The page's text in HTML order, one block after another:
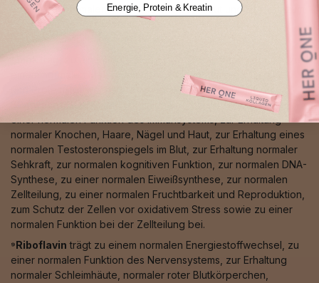
Stress, zur normalen Pigmentierung von Haut und Haaren, zum
normalen Eisentransport sowie zu einer normalen
einem normalen Makronährstoff-, Kohlenhydrat-, Fettsäure-
und Proteinstoffwechsel, zu einem normalen Vitamin-A-
Stoffwechsel, zu einem normalen Energiestoffwechsel, zu
normaler Knochen, Haare, Nägel und Haut, zur Erhaltung eines
normalen Testosteronspiegels im Blut, zur Erhaltung normaler
Sehkraft, zur normalen kognitiven Funktion, zur normalen DNA-
Synthese, zu einer normalen Eiweißsynthese, zur normalen
Zellteilung, zu einer normalen Fruchtbarkeit und Reproduktion,
zum Schutz der Zellen vor oxidativem Stress sowie zu einer
normalen Funktion bei der Zellteilung bei.
⁹Riboflavin trägt zu einem normalen Energiestoffwechsel, zu
einer normalen Funktion des Nervensystems, zur Erhaltung
normaler Schleimhäute, normaler roter Blutkörperchen,
Energie, Protein & Kreatin